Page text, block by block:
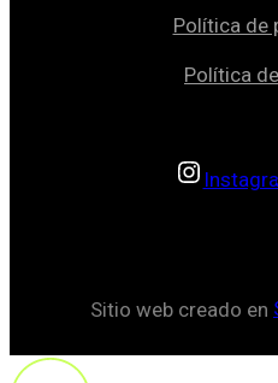
Política de
Política
Sitio web creado en